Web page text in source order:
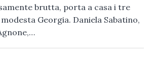
brutta, porta a casa i tre
Georgia. Daniela Sabatino,